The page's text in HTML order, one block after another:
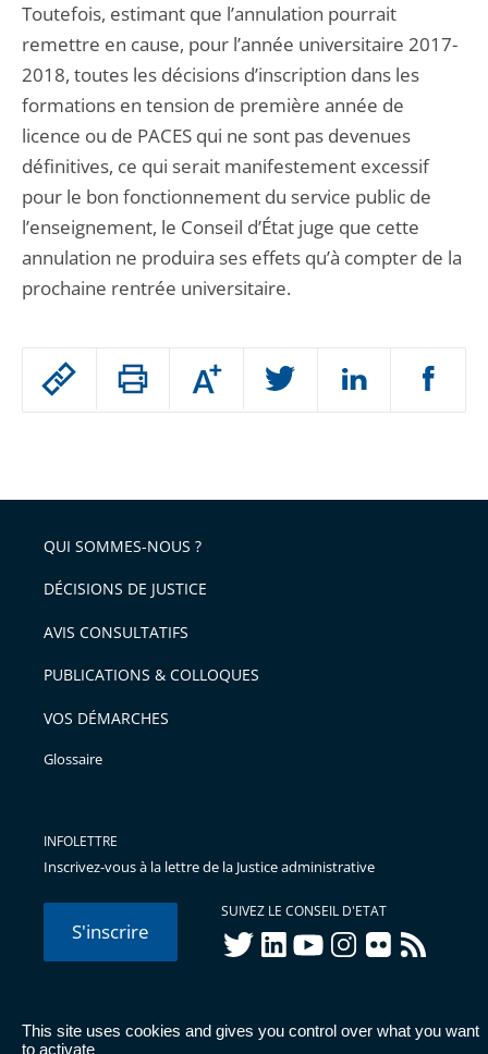
This site uses cookies and gives you control over what you want
to activate
Passer
arriver
après
Augmenter
ou
l'article
pour
avant
Toutefois, estimant que l’annulation pourrait
remettre en cause, pour l’année universitaire 2017-
2018, toutes les décisions d’inscription dans les
formations en tension de première année de
licence ou de PACES qui ne sont pas devenues
définitives, ce qui serait manifestement excessif
pour le bon fonctionnement du service public de
l’enseignement, le Conseil d’État juge que cette
annulation ne produira ses effets qu’à compter de la
prochaine rentrée universitaire.
QUI SOMMES-NOUS ?
DÉCISIONS DE JUSTICE
AVIS CONSULTATIFS
PUBLICATIONS & COLLOQUES
VOS DÉMARCHES
Glossaire
INFOLETTRE
Inscrivez-vous à la lettre de la Justice administrative
S'inscrire
SUIVEZ LE CONSEIL D'ETAT
twitterlinkedInyoutubeinstagram
flickr rss
© Conseil d'État 2026 - Mentions légales
Données